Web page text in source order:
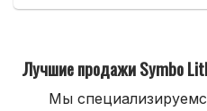
Лучшие продажи Symbo
Мы